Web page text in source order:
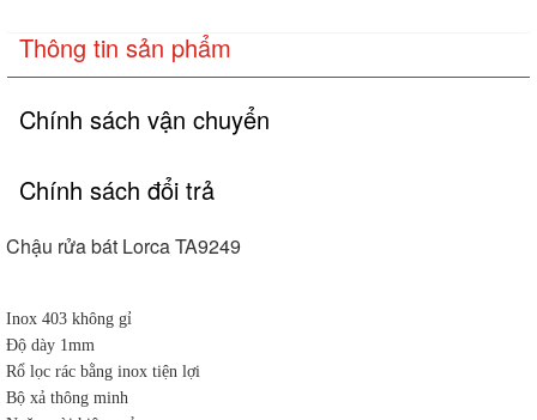
Thông tin sản phẩm
Chính sách vận chuyển
Chính sách đổi trả
Chậu rửa bát Lorca TA9249
Inox 403 không gỉ
Độ dày 1mm
Rổ lọc rác bằng inox tiện lợi
Bộ xả thông minh